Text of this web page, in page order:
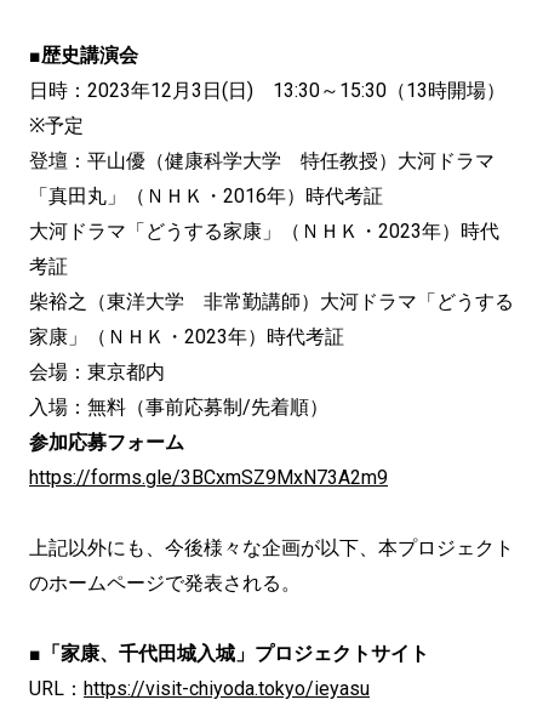
■歴史講演会
日時：2023年12月3日(日) 13:30～15:30（13時開場）
※予定
登壇：平山優（健康科学大学 特任教授）大河ドラマ
「真田丸」（ＮＨＫ・2016年）時代考証
大河ドラマ「どうする家康」（ＮＨＫ・2023年）時代
考証
柴裕之（東洋大学 非常勤講師）大河ドラマ「どうする
家康」（ＮＨＫ・2023年）時代考証
会場：東京都内
入場：無料（事前応募制/先着順）
参加応募フォーム
https://forms.gle/3BCxmSZ9MxN73A2m9
上記以外にも、今後様々な企画が以下、本プロジェクト
のホームページで発表される。
■「家康、千代田城入城」プロジェクトサイト
URL： https://visit-chiyoda.tokyo/ieyasu